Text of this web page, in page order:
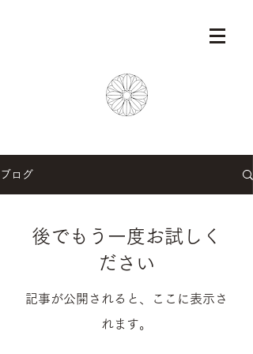
ブログ
後でもう一度お試しく
ださい
記事が公開されると、ここに表示さ
れます。